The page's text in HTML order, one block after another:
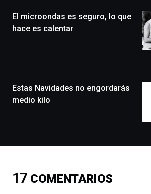
un
festival
monólogos,
exposiciones,
de
16
El microondas es seguro, lo que
hace es calentar
Estas Navidades no engordarás
medio kilo
17 COMENTARIOS